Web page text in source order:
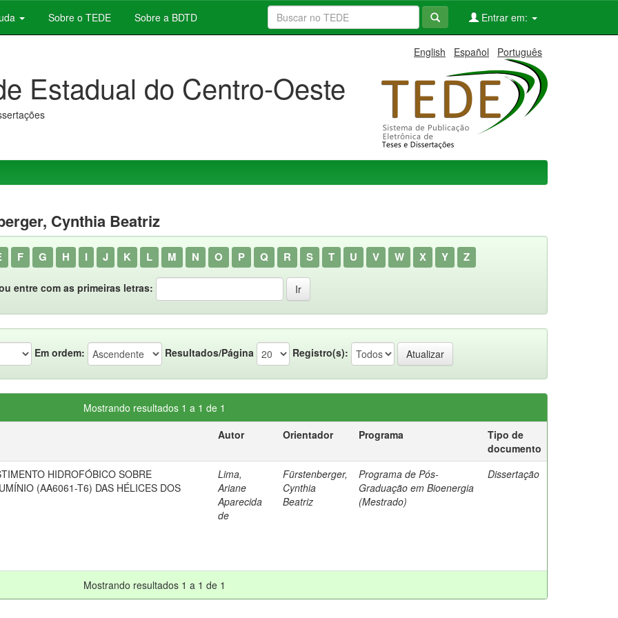
Sobre o TEDE Sobre a BDTD Entrar em:
English Español Português
Estadual do Centro-Oeste
Cynthia Beatriz
F G H I J K L M N O P Q R S T U V W X Y Z
entre com as primeiras letras:
Em ordem: Resultados/Página Registro(s):
Mostrando resultados 1 a 1 de 1
Autor Orientador Programa
Tipo de
documento
HIDROFÓBICO SOBRE
(AA6061-T6) DAS HÉLICES DOS
Lima,
Ariane
Aparecida
de
Fürstenberger,
Cynthia
Beatriz
Programa de Pós-
Graduação em Bioenergia
(Mestrado)
Dissertação
Mostrando resultados 1 a 1 de 1